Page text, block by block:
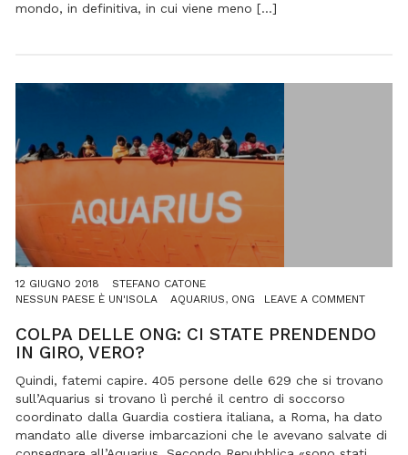
mondo, in definitiva, in cui viene meno […]
12 GIUGNO 2018
STEFANO CATONE
NESSUN PAESE È UN'ISOLA
AQUARIUS, ONG LEAVE A COMMENTON
DELLE
STATE
GIRO,
VERO?
COLPA DELLE ONG: CI STATE PRENDENDO
IN GIRO, VERO?
Quindi, fatemi capire. 405 persone delle 629 che si trovano
sull’Aquarius si trovano lì perché il centro di soccorso
coordinato dalla Guardia costiera italiana, a Roma, ha dato
mandato alle diverse imbarcazioni che le avevano salvate di